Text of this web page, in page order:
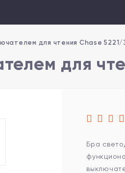
для чтения Chase 5221/
для
Бра